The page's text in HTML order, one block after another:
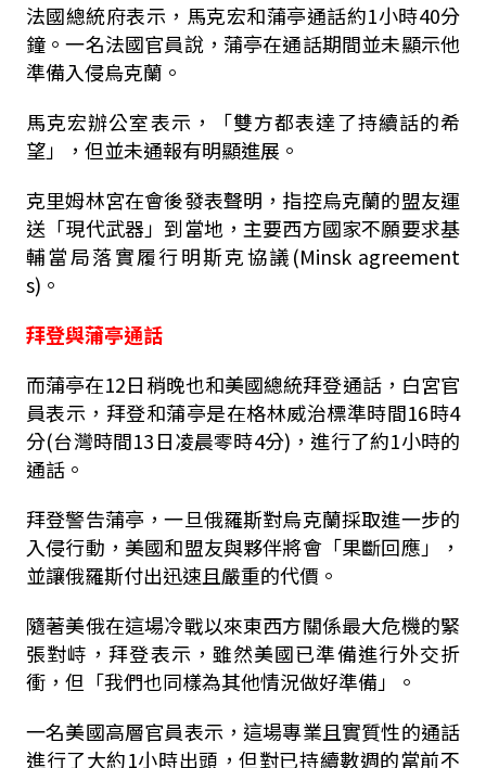
法國總統府表示，馬克宏和蒲亭通話約1小時40分
鐘。一名法國官員說，蒲亭在通話期間並未顯示他
準備入侵烏克蘭。
馬克宏辦公室表示，「雙方都表達了持續話的希
望」，但並未通報有明顯進展。
克里姆林宮在會後發表聲明，指控烏克蘭的盟友運
送「現代武器」到當地，主要西方國家不願要求基
輔當局落實履行明斯克協議(Minsk agreement
s)。
拜登與蒲亭通話
而蒲亭在12日稍晚也和美國總統拜登通話，白宮官
員表示，拜登和蒲亭是在格林威治標準時間16時4
分(台灣時間13日凌晨零時4分)，進行了約1小時的
通話。
拜登警告蒲亭，一旦俄羅斯對烏克蘭採取進一步的
入侵行動，美國和盟友與夥伴將會「果斷回應」，
並讓俄羅斯付出迅速且嚴重的代價。
隨著美俄在這場冷戰以來東西方關係最大危機的緊
張對峙，拜登表示，雖然美國已準備進行外交折
衝，但「我們也同樣為其他情況做好準備」。
一名美國高層官員表示，這場專業且實質性的通話
進行了大約1小時出頭，但對已持續數週的當前不